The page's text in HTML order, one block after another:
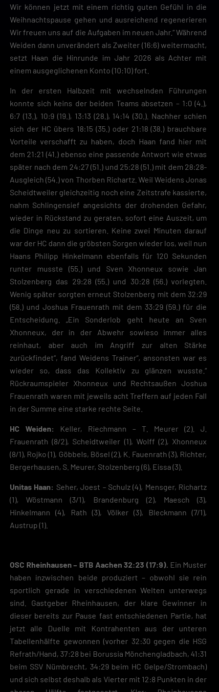
Wir können jetzt mit einem richtig guten Gefühl in die
Weihnachtspause gehen und ausreichend regenerieren
Wir freuen uns auf die Aufgaben im neuen Jahr.“ Während
Weiden dann unverändert als Zweiter (16:6) weitermacht,
setzt Haan die Hinrunde im Jahr 2026 als Achter mit
einem ausgeglichenen Konto (10:10) fort.
In der ersten Halbzeit mit wechselnden Führungen
konnte sich keins der beiden Teams absetzen – 1:0 (4.),
6:7 (13.), 10:9 (19.), 13:13 (28.), 14:14 (30.). Nachher schien
sich der HC übers 18:15 (35.) oder 21:18 (38.) brauchbare
Vorteile verschafft zu haben, doch Haan fand hier mit
dem 21:21 (41.) ebenso eine passende Antwort wie etwas
später nach dem 24:27 (51.) und 25:28 (51.) mit dem 28:28-
Ausgleich (54.) von Thorben Richartz. Weil Weidens Jonas
Scheidtweiler gleichzeitig noch eine Zeitstrafe kassierte,
nahm Schlingensief angesichts der drohenden Gefahr,
wieder in Rückstand zu geraten, sofort eine Auszeit, um
die Dinge neu zu sortieren. Keine zwei Minuten darauf
war der HC dann die gröbsten Sorgen wieder los, weil nun
Haans Philipp Hinkelmann ebenfalls für 120 Sekunden
runter musste (55.) und Sven Xhonneux sowie Jan
Stolzenberg das 29:28 (55.) und 30:28 (56.) vorlegten.
Wenig später sorgten erneut Stolzenberg mit dem 32:29
(58.) und Joshua Frauenrath mit dem 33:29 (59.) für die
Entscheidung. „Ein Sonderlob geht heute an Sven
Xhonneux, der in der Abwehr sowieso immer alles
reinhaut, aber auch im Angriff zur alten Stärke
zurückfindet“, fand Weidens Trainer“, ansonsten war es
wieder so, dass das Kollektiv zu glänzen wusste.“
Rückraumspieler Xhonneux und Rechtsaußen Joshua
Frauenrath waren mit jeweils acht Treffern auf jeden Fall
in der Summe eine starke rechte Seite.
HC Weiden:
Keller, Riechmann – T. Meurer (2). J.
Frauenrath (8/2), Scheidtweiler (1), Wolff (2), Xhonneux
(8/1), Rojko (1), Göbbels, Bösel (2), K. Fauenrath (3), Richter,
Bergerhausen, S. Meurer, Stolzenberg (6), Eissa (3).
Unitas Haan: Seher, Joest – Schulz (4), Mensger, Richartz
(1), Wöstmann (3/1), Brandenburg (2), Maesch (3),
Hinkelmann (4), Rath (3), Völker (3), Bleckmann (7/1),
Austrup (1).
OSC Rheinhausen – BTB Aachen 32:23 (17:9). Ein Muster
haben inzwischen beide produziert – obwohl sie rein
sportlich gerade in verschiedenen Welten unterwegs
sind. Gastgeber Rheinhausen, der klare Gewinner in
dieser bereits zur Pause fast entschiedenen Partie, hat
jetzt alle Duelle mit Kontrahenten aus der unteren
Tabellenhälfte gewonnen (vorher 32:30 gegen die HSG
Refrath/Hand, 37:28 bei Borussia Mönchengladbach, 41:31
beim SSV Nümbrecht, 34:29 beim HC Gelpe/Strombach)
und sich selbst deshalb als Vierter mit 12:8 Punkten in der